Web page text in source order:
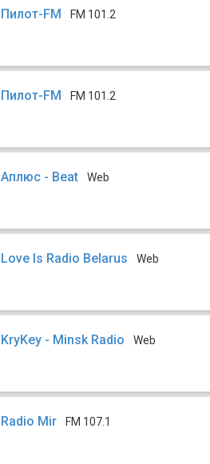
Пилот-FM FM 101.2
Пилот-FM FM 101.2
Аплюс - Beat Web
Love Is Radio Belarus Web
KryKey - Minsk Radio Web
Radio Mir FM 107.1